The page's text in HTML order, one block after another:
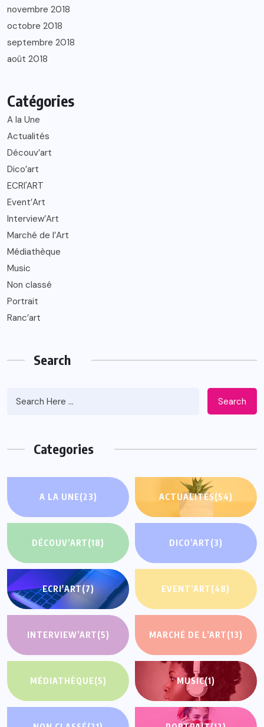
novembre 2018
octobre 2018
septembre 2018
août 2018
Catégories
A la Une
Actualités
Découv’art
Dico’art
ECRI'ART
Event’Art
Interview’Art
Marché de l’Art
Médiathèque
Music
Non classé
Portrait
Ranc’art
Search
Search
Categories
A LA UNE(23) ACTUALITÉS(54)
DÉCOUV’ART(18) DICO’ART(3)
ECRI'ART(7) EVENT’ART(48)
INTERVIEW’ART(5) MARCHÉ DE L’ART(13)
MÉDIATHÈQUE(5) MUSIC(1)